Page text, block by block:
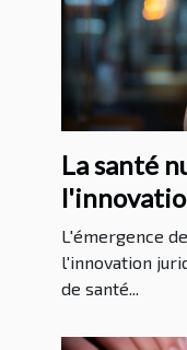
La santé
analyse
L'émergence
l'innovation
de santé...